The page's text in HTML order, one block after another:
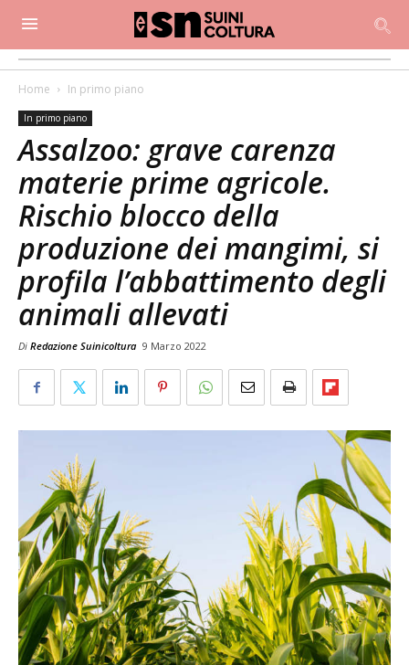
Home In primo piano
In primo piano
Assalzoo: grave carenza
materie prime agricole.
Rischio blocco della
produzione dei mangimi, si
profila l’abbattimento degli
animali allevati
Di Redazione Suinicoltura 9 Marzo 2022